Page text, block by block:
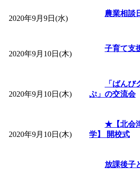
「みなづる
de 健康づく
堂島地区
」 受付期
「みなづる
de 健康づく
2020年9月9日(水)
農業相談
2020年9月10日(木)
子育て支
2020年9月10日(木)
「ばん
ぷ」の交流会
2020年9月10日(木)
★【北会
学】 開校式
放課後子